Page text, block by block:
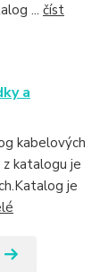
... číst
a
kabelových
katalogu je
je